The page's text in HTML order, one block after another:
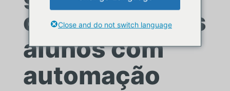
o de dados dos
alunos com
automação
Close and do not switch language